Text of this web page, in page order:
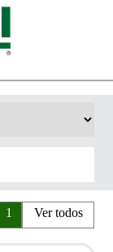
1 Ver todos